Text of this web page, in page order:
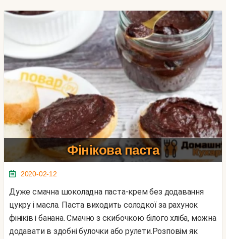
Фінікова паста
2020-02-12
Дуже смачна шоколадна паста-крем без додавання
цукру і масла. Паста виходить солодкої за рахунок
фініків і банана. Смачно з скибочкою білого хліба, можна
додавати в здобні булочки або рулети.Розповім як